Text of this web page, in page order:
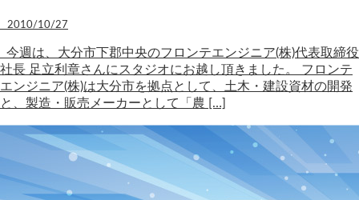
2010/10/27
今週は、大分市下郡中央のフロンテエンジニア(株)代表取締役
社長 足立利章さんにスタジオにお越し頂きました。 フロンテ
エンジニア(株)は大分市を拠点として、土木・建設資材の開発
と、製造・販売メーカーとして「農 […]